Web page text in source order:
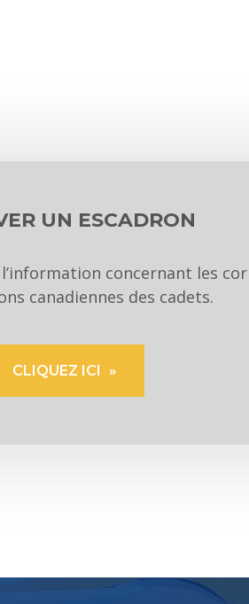
UN ESCADRON
concernant les
canadiennes des cadets.
CLIQUEZ ICI